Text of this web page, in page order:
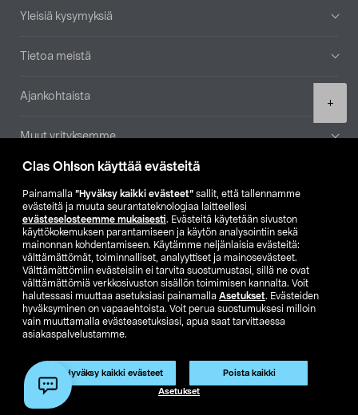
Clas Ohlson käyttää evästeitä
Painamalla ”Hyväksy kaikki evästeet” sallit, että tallennamme
evästeitä ja muuta seurantateknologiaa laitteellesi
evästeselosteemme mukaisesti. Evästeitä käytetään sivuston
käyttökokemuksen parantamiseen ja käytön analysointiin sekä
mainonnan kohdentamiseen. Käytämme neljänlaisia evästeitä:
välttämättömät, toiminnalliset, analyyttiset ja mainosevästeet.
Välttämättömiin evästeisiin ei tarvita suostumustasi, sillä ne ovat
välttämättömiä verkkosivuston sisällön toimimisen kannalta. Voit
halutessasi muuttaa asetuksiasi painamalla Asetukset. Evästeiden
hyväksyminen on vapaaehtoista. Voit perua suostumuksesi milloin
vain muuttamalla evästeasetuksiasi, apua saat tarvittaessa
asiakaspalvelustamme.
Hyväksy kaikki evästeet Poista kaikki
Asetukset
+
Yleisiä kysymyksiä
Tietoa meistä
Ajankohtaista
Muut yrityksemme
Etsi myymälä
SE NO FI
FI SV
Näytä hinnat ilman ALV:a